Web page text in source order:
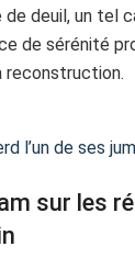
de deuil, un tel
de sérénité
reconstruction.
l’un de ses
sur les